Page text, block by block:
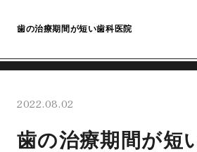
歯の治療期間が短い歯科医院
2022.08.02
歯の治療期間が短